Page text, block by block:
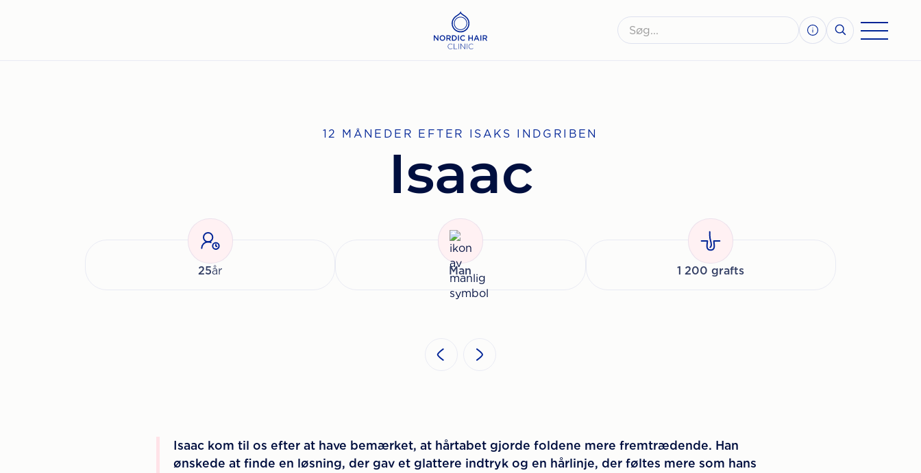
12 MÅNEDER EFTER ISAKS INDGRIBEN
Isaac
25år Man 1 200 grafts
Isaac kom til os efter at have bemærket, at hårtabet gjorde foldene mere fremtrædende. Han
ønskede at finde en løsning, der gav et glattere indtryk og en hårlinje, der føltes mere som hans